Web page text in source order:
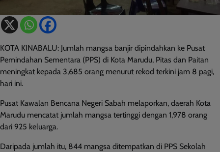
KOTA KINABALU: Jumlah mangsa banjir dipindahkan ke Pusat
Pemindahan Sementara (PPS) di Kota Marudu, Pitas dan Paitan
meningkat kepada 3,685 orang menurut rekod terkini jam 8 pagi,
hari ini.
Pusat Kawalan Bencana Negeri Sabah melaporkan, daerah Kota
Marudu mencatat jumlah mangsa tertinggi dengan 1,978 orang
dari 925 keluarga.
Daripada jumlah itu, 844 mangsa ditempatkan di PPS Sekolah